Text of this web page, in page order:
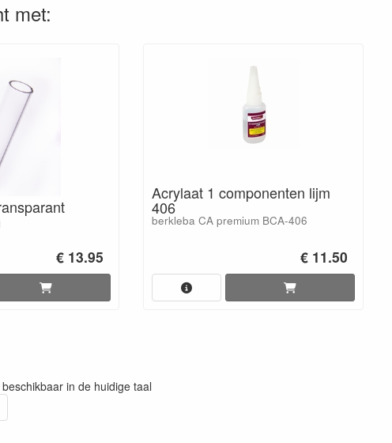
met:
€ 13.95
Acrylaat 1 componenten lijm
406
berkleba CA premium BCA-406
€ 11.50
in de huidige taal